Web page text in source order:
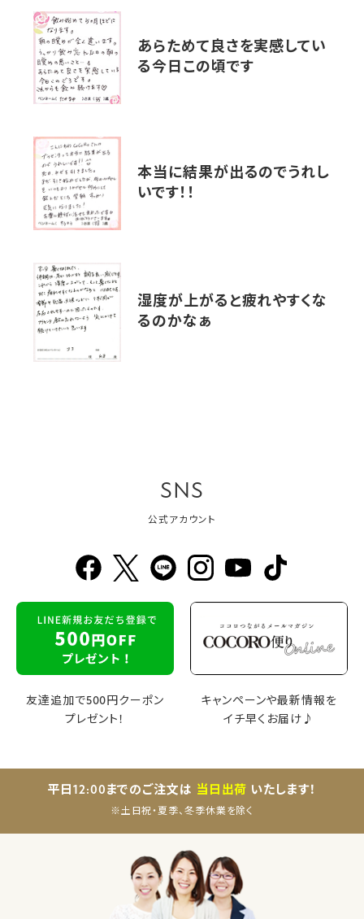
あらためて良さを実感してい
る今日この頃です
本当に結果が出るのでうれし
いです！！
湿度が上がると疲れやすくな
るのかなぁ
SNS
公式アカウント
友達追加で500円クーポン
プレゼント！
キャンペーンや最新情報を
イチ早くお届け♪
平日12:00までのご注文は 当日出荷 いたします！
※土日祝・夏季、冬季休業を除く